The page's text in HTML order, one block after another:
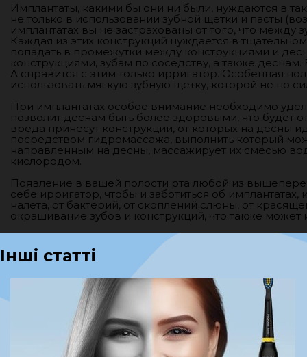
Имплантаты, какими бы они ни были, нуждаются в
не только в использовании зубной щетки и пасты
имплантатах вы не застрахованы от того, что между
Каждая из этих конструкций нуждается в
попадать в промежутки между конструкциями и
конструкциями, зубам по соседству, а также
А справится с этим только ирригатор. Особенная
использовать мягкую зубную щетку, которой не по
При имплантатах особое внимание необходимо
позволит деснам быть более здоровыми, что будет
вреда принесут конструкции, от которых на десны
посредством гидромассажа, выполнить который
направленным на десны, массажирует их смесью
кислородом.
Появление в вашей полости рта любой из
себе ирригатор, чтобы и заботиться об
налета, от бактерий, от скоплений слюны, от
окрашивание зубов и конструкций, что также может
Інші статті